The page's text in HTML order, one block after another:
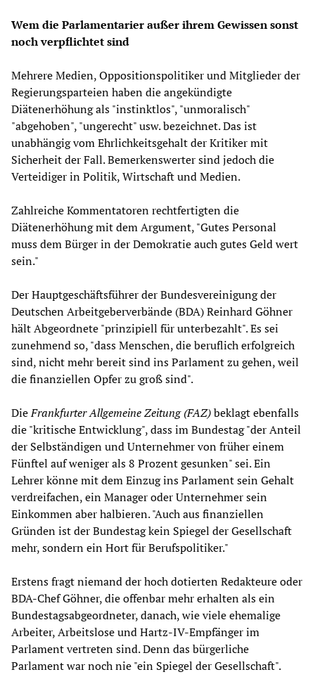
Wem die Parlamentarier außer ihrem Gewissen sonst
noch verpflichtet sind
Mehrere Medien, Oppositionspolitiker und Mitglieder der
Regierungsparteien haben die angekündigte
Diätenerhöhung als "instinktlos", "unmoralisch"
"abgehoben", "ungerecht" usw. bezeichnet. Das ist
unabhängig vom Ehrlichkeitsgehalt der Kritiker mit
Sicherheit der Fall. Bemerkenswerter sind jedoch die
Verteidiger in Politik, Wirtschaft und Medien.
Zahlreiche Kommentatoren rechtfertigten die
Diätenerhöhung mit dem Argument, "Gutes Personal
muss dem Bürger in der Demokratie auch gutes Geld wert
sein."
Der Hauptgeschäftsführer der Bundesvereinigung der
Deutschen Arbeitgeberverbände (BDA) Reinhard Göhner
hält Abgeordnete "prinzipiell für unterbezahlt". Es sei
zunehmend so, "dass Menschen, die beruflich erfolgreich
sind, nicht mehr bereit sind ins Parlament zu gehen, weil
die finanziellen Opfer zu groß sind".
DieFrankfurter Allgemeine Zeitung (FAZ)beklagt ebenfalls
die "kritische Entwicklung", dass im Bundestag "der Anteil
der Selbständigen und Unternehmer von früher einem
Fünftel auf weniger als 8 Prozent gesunken" sei. Ein
Lehrer könne mit dem Einzug ins Parlament sein Gehalt
verdreifachen, ein Manager oder Unternehmer sein
Einkommen aber halbieren. "Auch aus finanziellen
Gründen ist der Bundestag kein Spiegel der Gesellschaft
mehr, sondern ein Hort für Berufspolitiker."
Erstens fragt niemand der hoch dotierten Redakteure oder
BDA-Chef Göhner, die offenbar mehr erhalten als ein
Bundestagsabgeordneter, danach, wie viele ehemalige
Arbeiter, Arbeitslose und Hartz-IV-Empfänger im
Parlament vertreten sind. Denn das bürgerliche
Parlament war noch nie "ein Spiegel der Gesellschaft".